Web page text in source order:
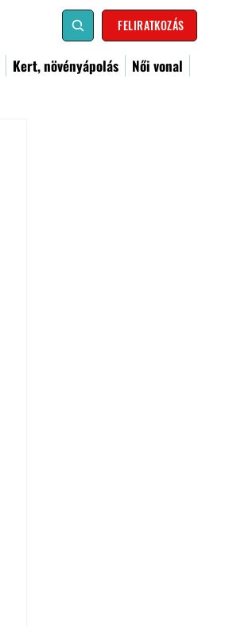
FELIRATKOZÁS
Kert, növényápolás
Női vonal